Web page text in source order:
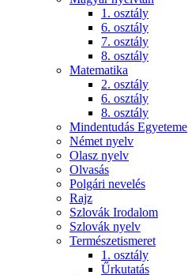
1. osztály
6. osztály
7. osztály
8. osztály
Matematika
2. osztály
6. osztály
8. osztály
Mindentudás Egyeteme
Német nyelv
Olasz nyelv
Olvasás
Polgári nevelés
Rajz
Szlovák Irodalom
Szlovák nyelv
Természetismeret
1. osztály
Űrkutatás